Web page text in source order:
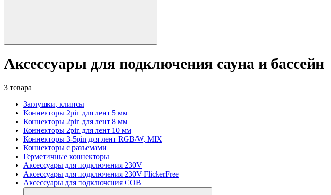
Аксессуары для подключения сауна и бассейн
3 товара
Заглушки, клипсы
Коннекторы 2pin для лент 5 мм
Коннекторы 2pin для лент 8 мм
Коннекторы 2pin для лент 10 мм
Коннекторы 3-5pin для лент RGB/W, MIX
Коннекторы с разъемами
Герметичные коннекторы
Аксессуары для подключения 230V
Аксессуары для подключения 230V FlickerFree
Аксессуары для подключения COB